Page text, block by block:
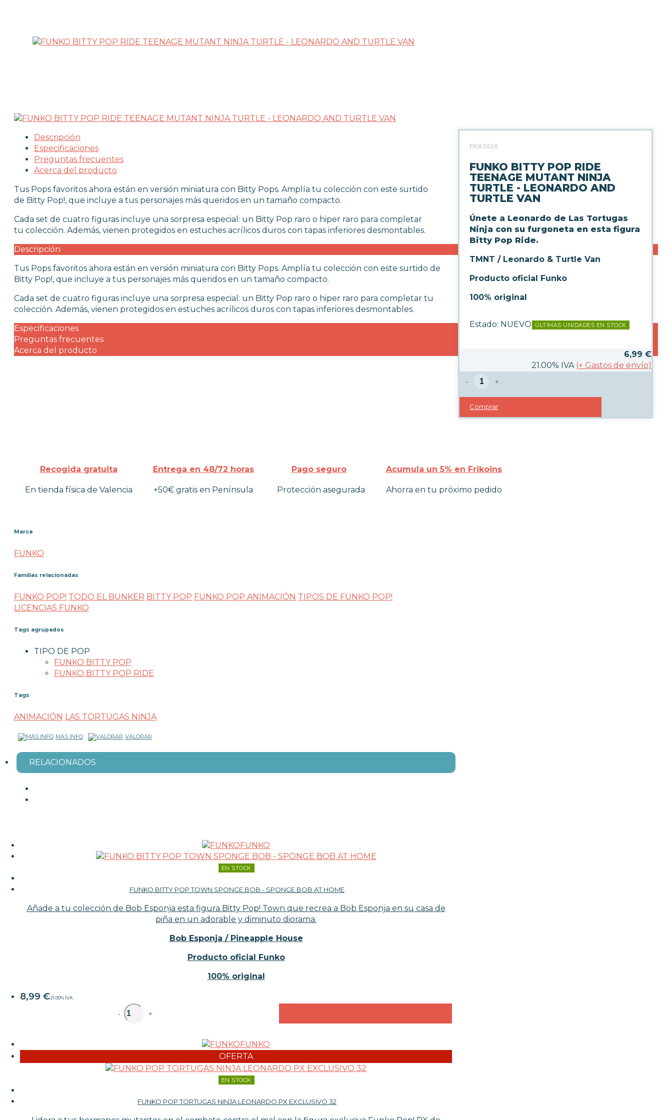
COLECCIONISMO
MERCHANDISING
JUEGOS
OUTLET
FK83626
FUNKO BITTY POP RIDE
TEENAGE MUTANT NINJA
TURTLE - LEONARDO AND
TURTLE VAN
Únete a Leonardo de Las Tortugas
Ninja con su furgoneta en esta figura
Bitty Pop Ride.
TMNT / Leonardo & Turtle Van
Producto oficial Funko
100% original
Estado: NUEVO ÚLTIMAS UNIDADES EN STOCK
6,99 €
21.00% IVA (+ Gastos de envío)
- +
Comprar
Descripción
Especificaciones
Preguntas frecuentes
Acerca del producto
Tus Pops favoritos ahora están en versión miniatura con Bitty Pops. Amplía tu colección con este surtido
de Bitty Pop!, que incluye a tus personajes más queridos en un tamaño compacto.
Cada set de cuatro figuras incluye una sorpresa especial: un Bitty Pop raro o hiper raro para completar
tu colección. Además, vienen protegidos en estuches acrílicos duros con tapas inferiores desmontables.
Descripción
Tus Pops favoritos ahora están en versión miniatura con Bitty Pops. Amplía tu colección con este surtido de
Bitty Pop!, que incluye a tus personajes más queridos en un tamaño compacto.
Cada set de cuatro figuras incluye una sorpresa especial: un Bitty Pop raro o hiper raro para completar tu
colección. Además, vienen protegidos en estuches acrílicos duros con tapas inferiores desmontables.
Especificaciones
Preguntas frecuentes
Acerca del producto
Recogida gratuita Entrega en 48/72 horas Pago seguro Acumula un 5% en Frikoins
En tienda física de Valencia +50€ gratis en Península Protección asegurada Ahorra en tu próximo pedido
Marca
FUNKO
Familias relacionadas
FUNKO POP! TODO EL BUNKER BITTY POP FUNKO POP ANIMACIÓN TIPOS DE FUNKO POP!
LICENCIAS FUNKO
Tags agrupados
TIPO DE POP
FUNKO BITTY POP
FUNKO BITTY POP RIDE
Tags
ANIMACIÓN LAS TORTUGAS NINJA
MÁS INFO VALORAR
RELACIONADOS
FUNKO
EN STOCK
FUNKO BITTY POP TOWN SPONGE BOB - SPONGE BOB AT HOME
Añade a tu colección de Bob Esponja esta figura Bitty Pop! Town que recrea a Bob Esponja en su casa de
piña en un adorable y diminuto diorama.
Bob Esponja / Pineapple House
Producto oficial Funko
100% original
8,99 €21.00% IVA
- +
FUNKO
OFERTA
EN STOCK
FUNKO POP TORTUGAS NINJA LEONARDO PX EXCLUSIVO 32